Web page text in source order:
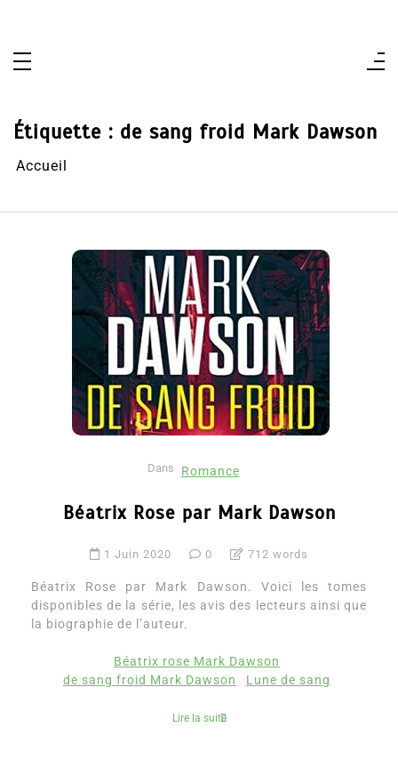
Étiquette : de sang froid Mark Dawson
Accueil
Dans Romance
Béatrix Rose par Mark Dawson
1 Juin 2020 0 712 words
Béatrix Rose par Mark Dawson. Voici les tomes
disponibles de la série, les avis des lecteurs ainsi que
la biographie de l’auteur.
Béatrix rose Mark Dawson
de sang froid Mark Dawson
Lune de sang
Lire la suite